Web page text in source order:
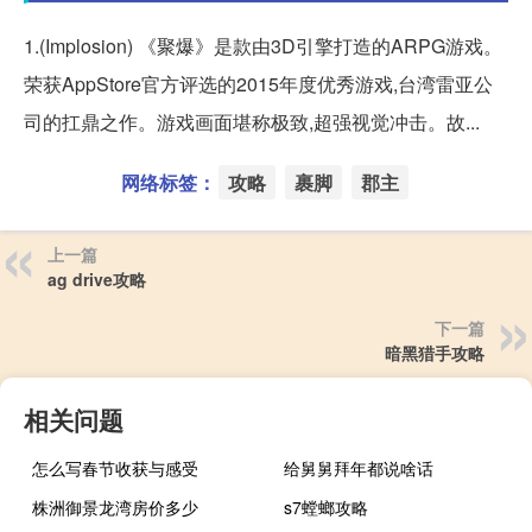
1.(Implosion) 《聚爆》是款由3D引擎打造的ARPG游戏。
荣获AppStore官方评选的2015年度优秀游戏,台湾雷亚公
司的扛鼎之作。游戏画面堪称极致,超强视觉冲击。故...
网络标签： 攻略 裹脚 郡主
上一篇
ag drive攻略
下一篇
暗黑猎手攻略
相关问题
怎么写春节收获与感受
给舅舅拜年都说啥话
株洲御景龙湾房价多少
s7螳螂攻略